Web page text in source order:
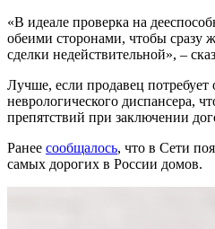
«В идеале проверка на
обеими сторонами, чтобы сразу
сделки недействительной», –
Лучше, если продавец потребует
неврологического диспансера,
препятствий при заключении
Ранее сообщалось, что в Сети
самых дорогих в России домов.